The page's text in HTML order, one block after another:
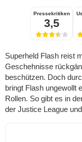
Pressekritiken
3,5
Superheld Flash reist
Geschehnisse
beschützen. Doch
bringt Flash ungewollt
Rollen. So gibt es in
der Justice League